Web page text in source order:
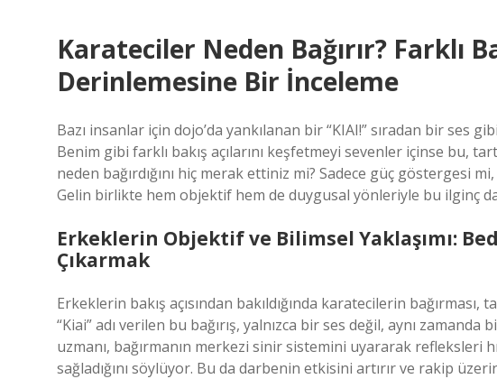
Karateciler Neden Bağırır? Farklı
Derinlemesine Bir İnceleme
Bazı insanlar için dojo’da yankılanan bir “KIAI!” sıradan bir ses
Benim gibi farklı bakış açılarını keşfetmeyi sevenler içinse bu,
neden bağırdığını hiç merak ettiniz mi? Sadece güç göstergesi
Gelin birlikte hem objektif hem de duygusal yönleriyle bu ilginç
Erkeklerin Objektif ve Bilimsel Yaklaşımı:
Çıkarmak
Erkeklerin bakış açısından bakıldığında karatecilerin
“Kiai” adı verilen bu bağırış, yalnızca bir ses değil, aynı
uzmanı, bağırmanın merkezi sinir sistemini uyararak refleksleri
sağladığını söylüyor. Bu da darbenin etkisini artırır ve rakip